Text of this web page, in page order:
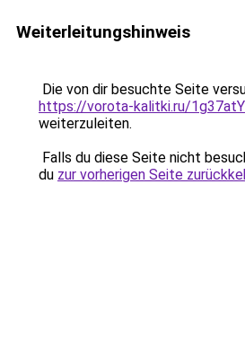
Weiterleitungshinweis
Die von dir besuchte Seite
https://vorota-kalitki.ru/
weiterzuleiten.
Falls du diese Seite nicht
du zur vorherigen Seite